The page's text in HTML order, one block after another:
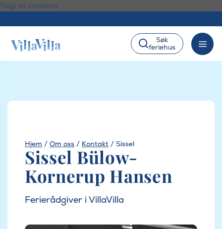
Skip to content
Søk
feriehus
Hjem / Om oss / Kontakt / Sissel
Sissel Bülow-
Kornerup Hansen
Ferierådgiver i VillaVilla